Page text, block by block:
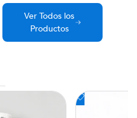
Ver Todos los
Productos
Añadir